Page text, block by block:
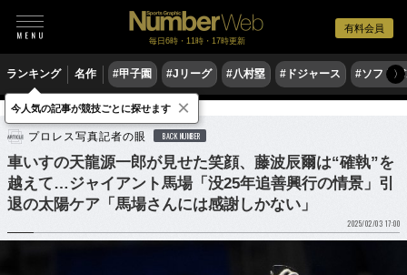
有料会員
毎日6時・11時・17時更新
ランキング 名作 #甲子園 #Jリーグ #八村塁 #ドジャース #ソフト〉
格闘技 プロレス
プロレス写真記者の眼 BACK NUMBER
車いすの天龍源一郎が見せた笑顔、藤波辰爾は“確執”を
越えて…ジャイアント馬場「没25年追善興行の情景」引
退の太陽ケア「馬場さんには感謝しかない」
2025/02/03 17:00
今人気の記事が競技ごとに探せます ×